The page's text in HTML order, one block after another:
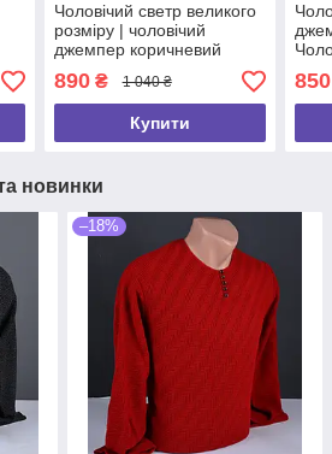
Чоловічий светр великого
розміру | чоловічий
джемпер коричневий
Туреччина 9394 Б
890₴ 1 040 ₴
Купити
850
новинки
–18%